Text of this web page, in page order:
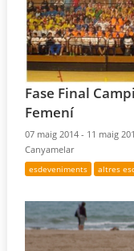
Fase Final
Femení
07 maig 2014 - 11 maig
Canyamelar
esdeveniments altres